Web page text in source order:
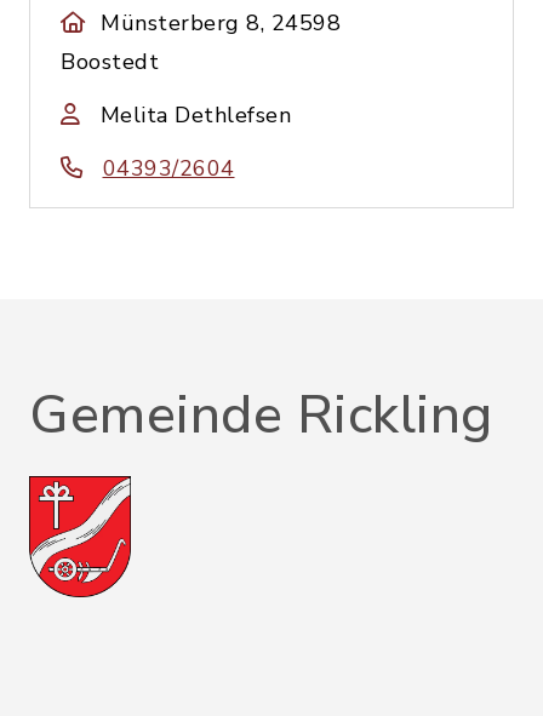
Münsterberg 8, 24598
Boostedt
Melita Dethlefsen
04393/2604
Gemeinde Rickling